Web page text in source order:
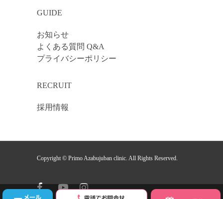
GUIDE
お知らせ
よくある質問 Q&A
プライバシーポリシー
RECRUIT
採用情報
Copyright © Primo Azabujuban clinic. All Rights Reserved.